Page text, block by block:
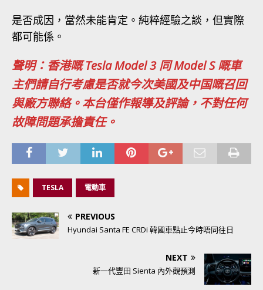
是否成因，當然未能肯定。純粹經驗之談，但實際
都可能係。
聲明：香港嘅 Tesla Model 3 同 Model S 嘅車
主們請自行考慮是否就今次美國及中国嘅召回
與廠方聯絡。本台僅作報導及評論，不對任何
故障問題承擔責任。
TESLA 電動車
PREVIOUS
Hyundai Santa FE CRDi 韓國車點止今時唔同往日
NEXT
新一代豐田 Sienta 內外觀預測